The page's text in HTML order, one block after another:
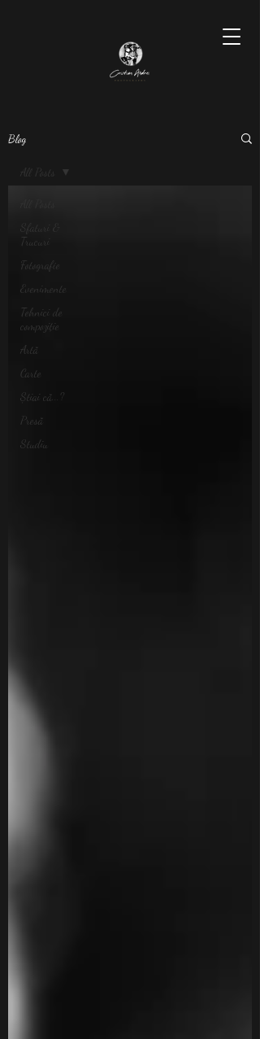
Blog
Sfaturi &
Trucuri
Fotografie
Evenimente
Tehnici de
compoziție
Artă
Carte
Știai că...?
Presă
Studiu
All Posts